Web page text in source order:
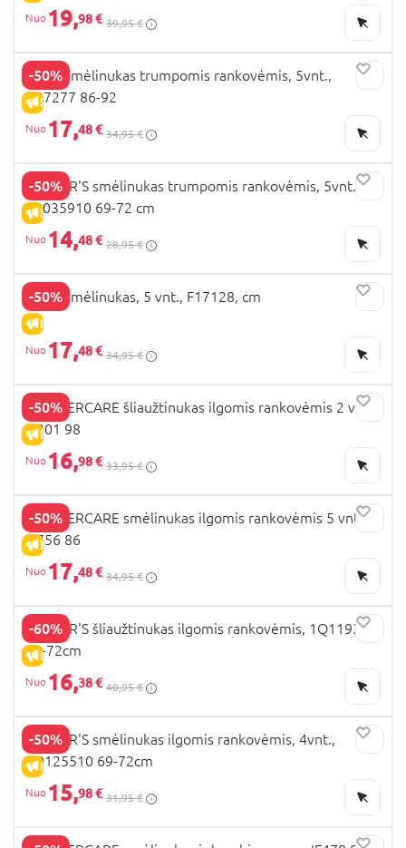
19,98 € 39,95 €
-50%
IŠPARDAVIMAS
NEXT smėlinukas trumpomis rankovėmis, 5vnt.,
N27277 86-92
17,48 € 34,95 €
-50%
IŠPARDAVIMAS
CARTER'S smėlinukas trumpomis rankovėmis, 5vnt.,
1R035910 69-72 cm
14,48 € 28,95 €
-50%
IŠPARDAVIMAS
NEXT smėlinukas, 5 vnt., F17128, cm
17,48 € 34,95 €
-50%
IŠPARDAVIMAS
MOTHERCARE šliaužtinukas ilgomis rankovėmis 2 vnt.,
IF201 98
16,98 € 33,95 €
-50%
IŠPARDAVIMAS
MOTHERCARE smėlinukas ilgomis rankovėmis 5 vnt.,
IF756 86
17,48 € 34,95 €
-60%
IŠPARDAVIMAS
CARTER'S šliaužtinukas ilgomis rankovėmis, 1Q119310
69-72cm
16,38 € 40,95 €
-50%
IŠPARDAVIMAS
CARTER'S smėlinukas ilgomis rankovėmis, 4vnt.,
1Q125510 69-72cm
15,98 € 31,95 €